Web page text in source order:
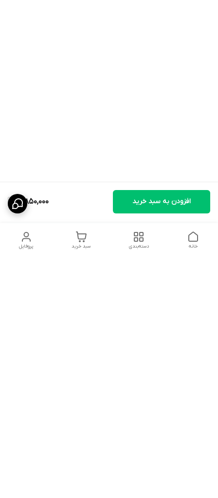
3,850,000 افزودن به سبد خرید
پروفایل سبد خرید دسته‌بندی خانه